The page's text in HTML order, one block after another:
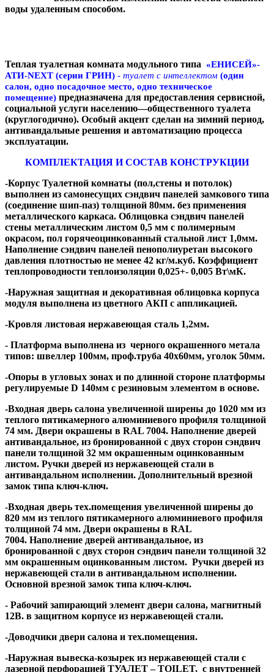
воды удаленным способом.
Теплая туалетная комната модульного типа «ЕНИСЕЙ»-
АТИ-NEXT (серии ГРИН) - туалет с интеллектом (один
салон, одно посадочное место, одно техническое
помещение) предназначена для предоставления сервисной,
социальной услуги населению—общественного туалета
(круглогодично). Особый акцент сделан на зимний период,
антивандальные решения и автоматизацию процесса
эксплуатации.
КОМПЛЕКТАЦИЯ И СОСТАВ КОНСТРУКЦИИ
-Корпус Туалетной комнаты (пол,стены и потолок)
выполнен из самонесущих сэндвич панелей замкового типа
(соединение шип-паз) толщиной 80мм. без применения
металлического каркаса. Облицовка сэндвич панелей
стены металлическим листом 0,5 мм с полимерным
окрасом, пол горячеоцинкованный стальной лист 1,0мм.
Наполнение сэндвич панелей пенополиуретан высокого
давления плотностью не менее 42 кг/м.куб. Коэффициент
теплопроводности теплоизоляции 0,025+- 0,005 Вт\мК.
-Наружная защитная и декоративная облицовка корпуса
модуля выполнена из цветного АКП с аппликацией.
-Кровля листовая нержавеющая сталь 1,2мм.
- Платформа выполнена из черного окрашенного метала
типов: швеллер 100мм, проф.труба 40х60мм, уголок 50мм.
-Опоры в угловых зонах и по длинной стороне платформы
регулируемые D 140мм с резиновым элементом в основе.
-Входная дверь салона увеличенной ширены до 1020 мм из
теплого пятикамерного алюминиевого профиля толщиной
74 мм. Двери окрашены в RAL 7004. Наполнение дверей
антивандальное, из бронированной с двух сторон сэндвич
панели толщиной 32 мм окрашенным оцинкованным
листом. Ручки дверей из нержавеющей стали в
антивандальном исполнении. Дополнительный врезной
замок типа ключ-ключ.
-Входная дверь тех.помещения увеличенной ширены до
820 мм из теплого пятикамерного алюминиевого профиля
толщиной 74 мм. Двери окрашены в RAL
7004. Наполнение дверей антивандальное, из
бронированной с двух сторон сэндвич панели толщиной 32
мм окрашенным оцинкованным листом. Ручки дверей из
нержавеющей стали в антивандальном исполнении.
Основной врезной замок типа ключ-ключ.
- Рабочий запирающий элемент двери салона, магнитный
12В. в защитном корпусе из нержавеющей стали.
-Доводчики двери салона и тех.помещения.
-Наружная вывеска-козырек из нержавеющей стали с
лазерной перфорацией ТУАЛЕТ – TOILET, с внутренней